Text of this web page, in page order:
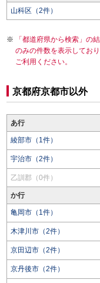
山科区（2件）
「都道府県から検索」の
のみの件数を表示してお
ご利用ください。
京都府京都市以外
あ行
綾部市（1件）
宇治市（2件）
乙訓郡（0件）
か行
亀岡市（1件）
木津川市（2件）
京田辺市（2件）
京丹後市（2件）